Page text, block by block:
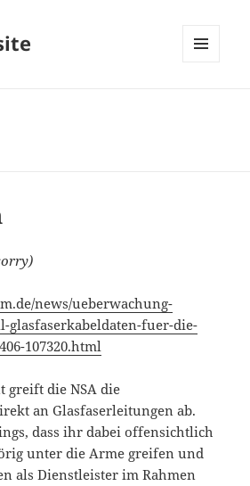
news/ueberwachung-
glasfaserkabeldaten-fuer-die-
107320.html
greift die NSA die
an Glasfaserleitungen ab.
dass ihr dabei offensichtlich
unter die Arme greifen und
als Dienstleister im Rahmen